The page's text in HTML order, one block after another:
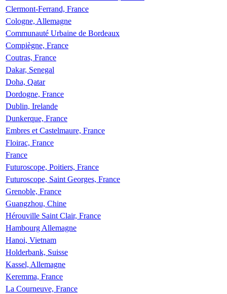
Clermont-Ferrand, France
Cologne, Allemagne
Communauté Urbaine de Bordeaux
Compiègne, France
Coutras, France
Dakar, Senegal
Doha, Qatar
Dordogne, France
Dublin, Irelande
Dunkerque, France
Embres et Castelmaure, France
Floirac, France
France
Futuroscope, Poitiers, France
Futuroscope, Saint Georges, France
Grenoble, France
Guangzhou, Chine
Hérouville Saint Clair, France
Hambourg Allemagne
Hanoi, Vietnam
Holderbank, Suisse
Kassel, Allemagne
Keremma, France
La Courneuve, France